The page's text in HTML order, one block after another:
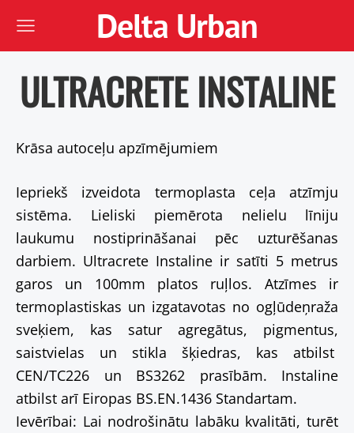
Delta Urban
ULTRACRETE INSTALINE
Krāsa autoceļu apzīmējumiem
Iepriekš izveidota termoplasta ceļa atzīmju
sistēma. Lieliski piemērota nelielu līniju
laukumu nostiprināšanai pēc uzturēšanas
darbiem. Ultracrete Instaline ir satīti 5 metrus
garos un 100mm platos ruļlos. Atzīmes ir
termoplastiskas un izgatavotas no ogļūdeņraža
sveķiem, kas satur agregātus, pigmentus,
saistvielas un stikla šķiedras, kas atbilst
CEN/TC226 un BS3262 prasībām. Instaline
atbilst arī Eiropas BS.EN.1436 Standartam.
Ievērībai: Lai nodrošinātu labāku kvalitāti, turēt